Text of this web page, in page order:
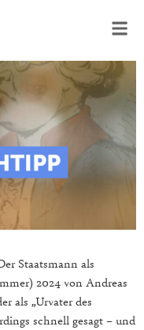
Staatsmann als
2024 von Andreas
als „Urvater des
schnell gesagt – und